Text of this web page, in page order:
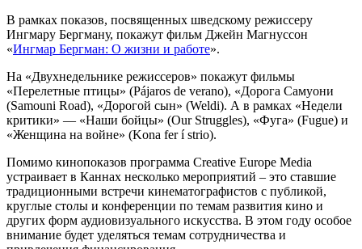
В рамках показов, посвященных шведскому режиссеру
Ингмару Бергману, покажут фильм Джейн Магнуссон
«Ингмар Бергман: О жизни и работе».
На «Двухнедельнике режиссеров» покажут фильмы
«Перелетные птицы» (Pájaros de verano), «Дорога Самуони
(Samouni Road), «Дорогой сын» (Weldi). А в рамках «Недели
критики» — «Наши бойцы» (Our Struggles), «Фуга» (Fugue) и
«Женщина на войне» (Kona fer í strio).
Помимо кинопоказов программа Creative Europe Media
устраивает в Каннах несколько мероприятий – это ставшие
традиционными встречи кинематографистов с публикой,
круглые столы и конференции по темам развития кино и
других форм аудиовизуального искусства. В этом году особое
внимание будет уделяться темам сотрудничества и